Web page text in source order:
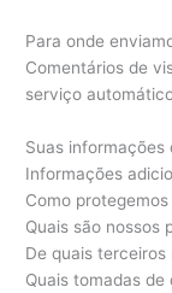
Para onde
Comentários de
serviço
Suas informações
Informações
Como
Quais são nossos
De quais
Quais tomadas